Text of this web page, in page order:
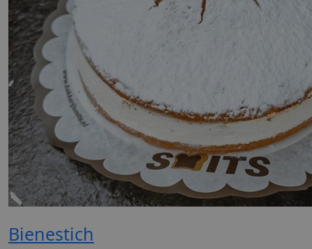
Bienestich